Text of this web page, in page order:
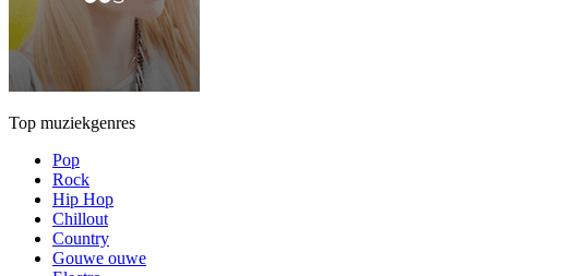
Top muziekgenres
Pop
Rock
Hip Hop
Chillout
Country
Gouwe ouwe